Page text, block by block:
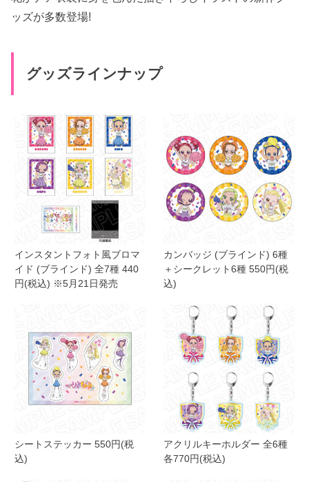
ッズが多数登場!
グッズラインナップ
インスタントフォト風ブロマ
イド (ブラインド) 全7種 440
円(税込) ※5月21日発売
カンバッジ (ブラインド) 6種
＋シークレット6種 550円(税
込)
シートステッカー 550円(税
込)
アクリルキーホルダー 全6種
各770円(税込)